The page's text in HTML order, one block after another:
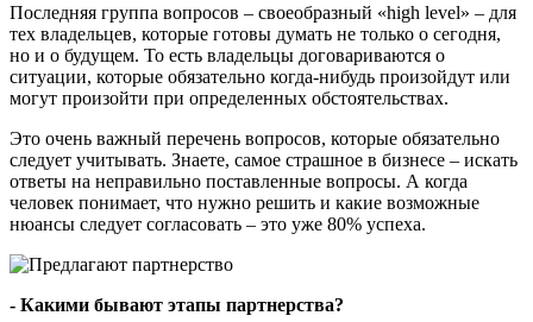
Последняя группа вопросов – своеобразный «high level» – для
тех владельцев, которые готовы думать не только о сегодня,
но и о будущем. То есть владельцы договариваются о
ситуации, которые обязательно когда-нибудь произойдут или
могут произойти при определенных обстоятельствах.
Это очень важный перечень вопросов, которые обязательно
следует учитывать. Знаете, самое страшное в бизнесе – искать
ответы на неправильно поставленные вопросы. А когда
человек понимает, что нужно решить и какие возможные
нюансы следует согласовать – это уже 80% успеха.
- Какими бывают этапы партнерства?